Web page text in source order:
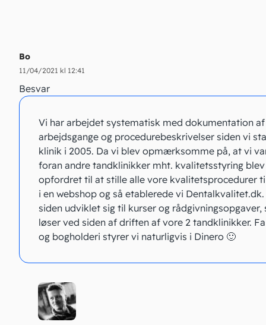
Bo
11/04/2021 kl 12:41
Besvar
Vi har arbejdet systematisk med dokumentation af
arbejdsgange og procedurebeskrivelser siden vi
klinik i 2005. Da vi blev opmærksomme på, at vi
foran andre tandklinikker mht. kvalitetsstyring
opfordret til at stille alle vore kvalitetsprocedurer
i en webshop og så etablerede vi
siden udviklet sig til kurser og rådgivningsopgaver,
løser ved siden af driften af vore 2 tandklinikker.
og bogholderi styrer vi naturligvis i Dinero 🙂